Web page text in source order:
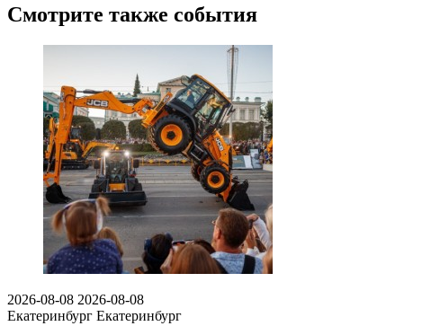
Смотрите также события
2026-08-08 2026-08-08
Екатеринбург Екатеринбург